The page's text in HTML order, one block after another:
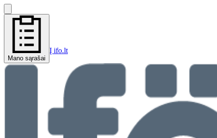
Mano sąrašai
Į ifo.lt